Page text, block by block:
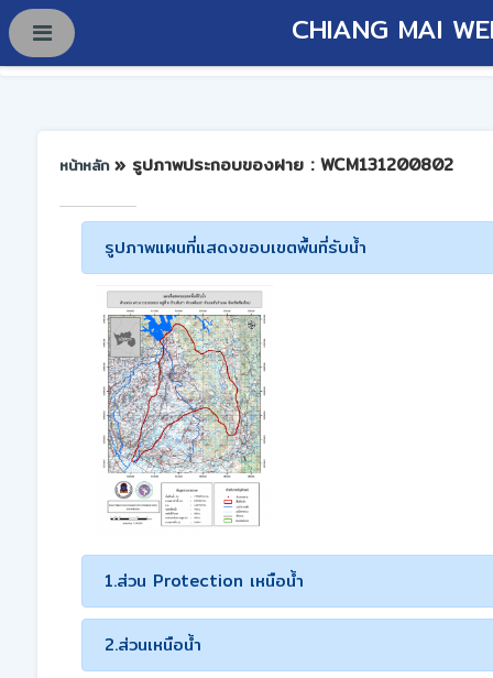
CHIANG MAI
หน้าหลัก » รูปภาพประกอบของฝาย : WCM131200802
รูปภาพแผนที่แสดงขอบเขตพื้นที่รับน้ำ
1.ส่วน Protection เหนือน้ำ
2.ส่วนเหนือน้ำ